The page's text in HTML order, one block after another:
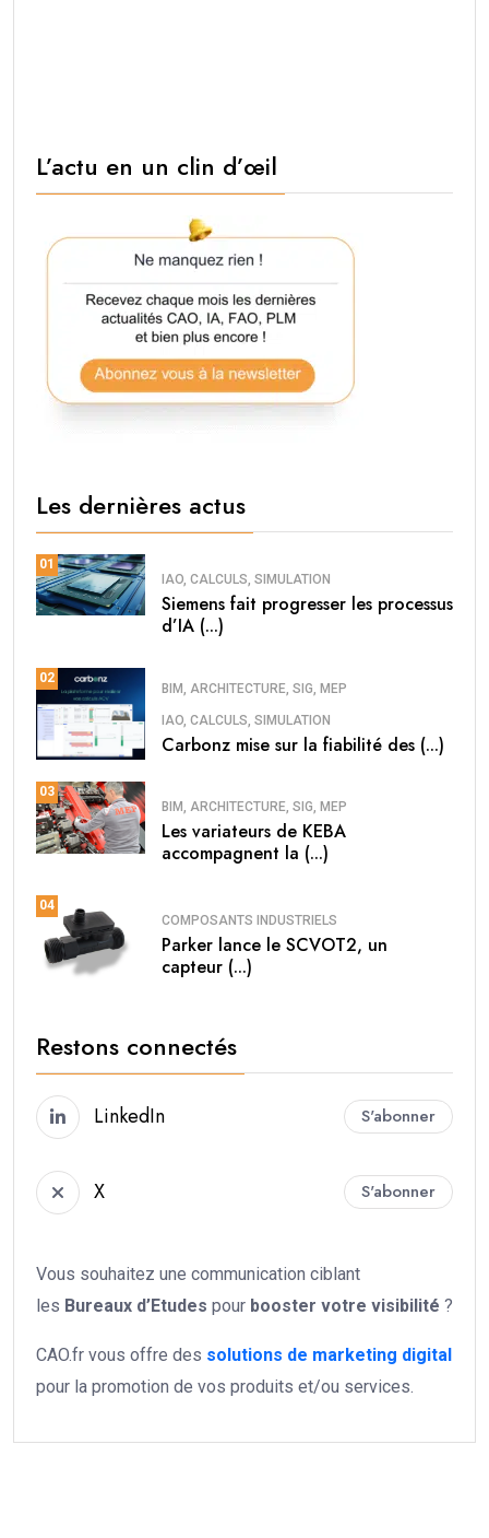
L’actu en un clin d’œil
Les dernières actus
01
IAO, CALCULS, SIMULATION
Siemens fait progresser les processus
d’IA (...)
02
BIM, ARCHITECTURE, SIG, MEP
IAO, CALCULS, SIMULATION
Carbonz mise sur la fiabilité des (...)
03
BIM, ARCHITECTURE, SIG, MEP
Les variateurs de KEBA
accompagnent la (...)
04
COMPOSANTS INDUSTRIELS
Parker lance le SCVOT2, un
capteur (...)
Restons connectés
LinkedIn S'abonner
X S'abonner
Vous souhaitez une communication ciblant
les Bureaux d’Etudes pour booster votre visibilité ?
CAO.fr vous offre des solutions de marketing digital
pour la promotion de vos produits et/ou services.